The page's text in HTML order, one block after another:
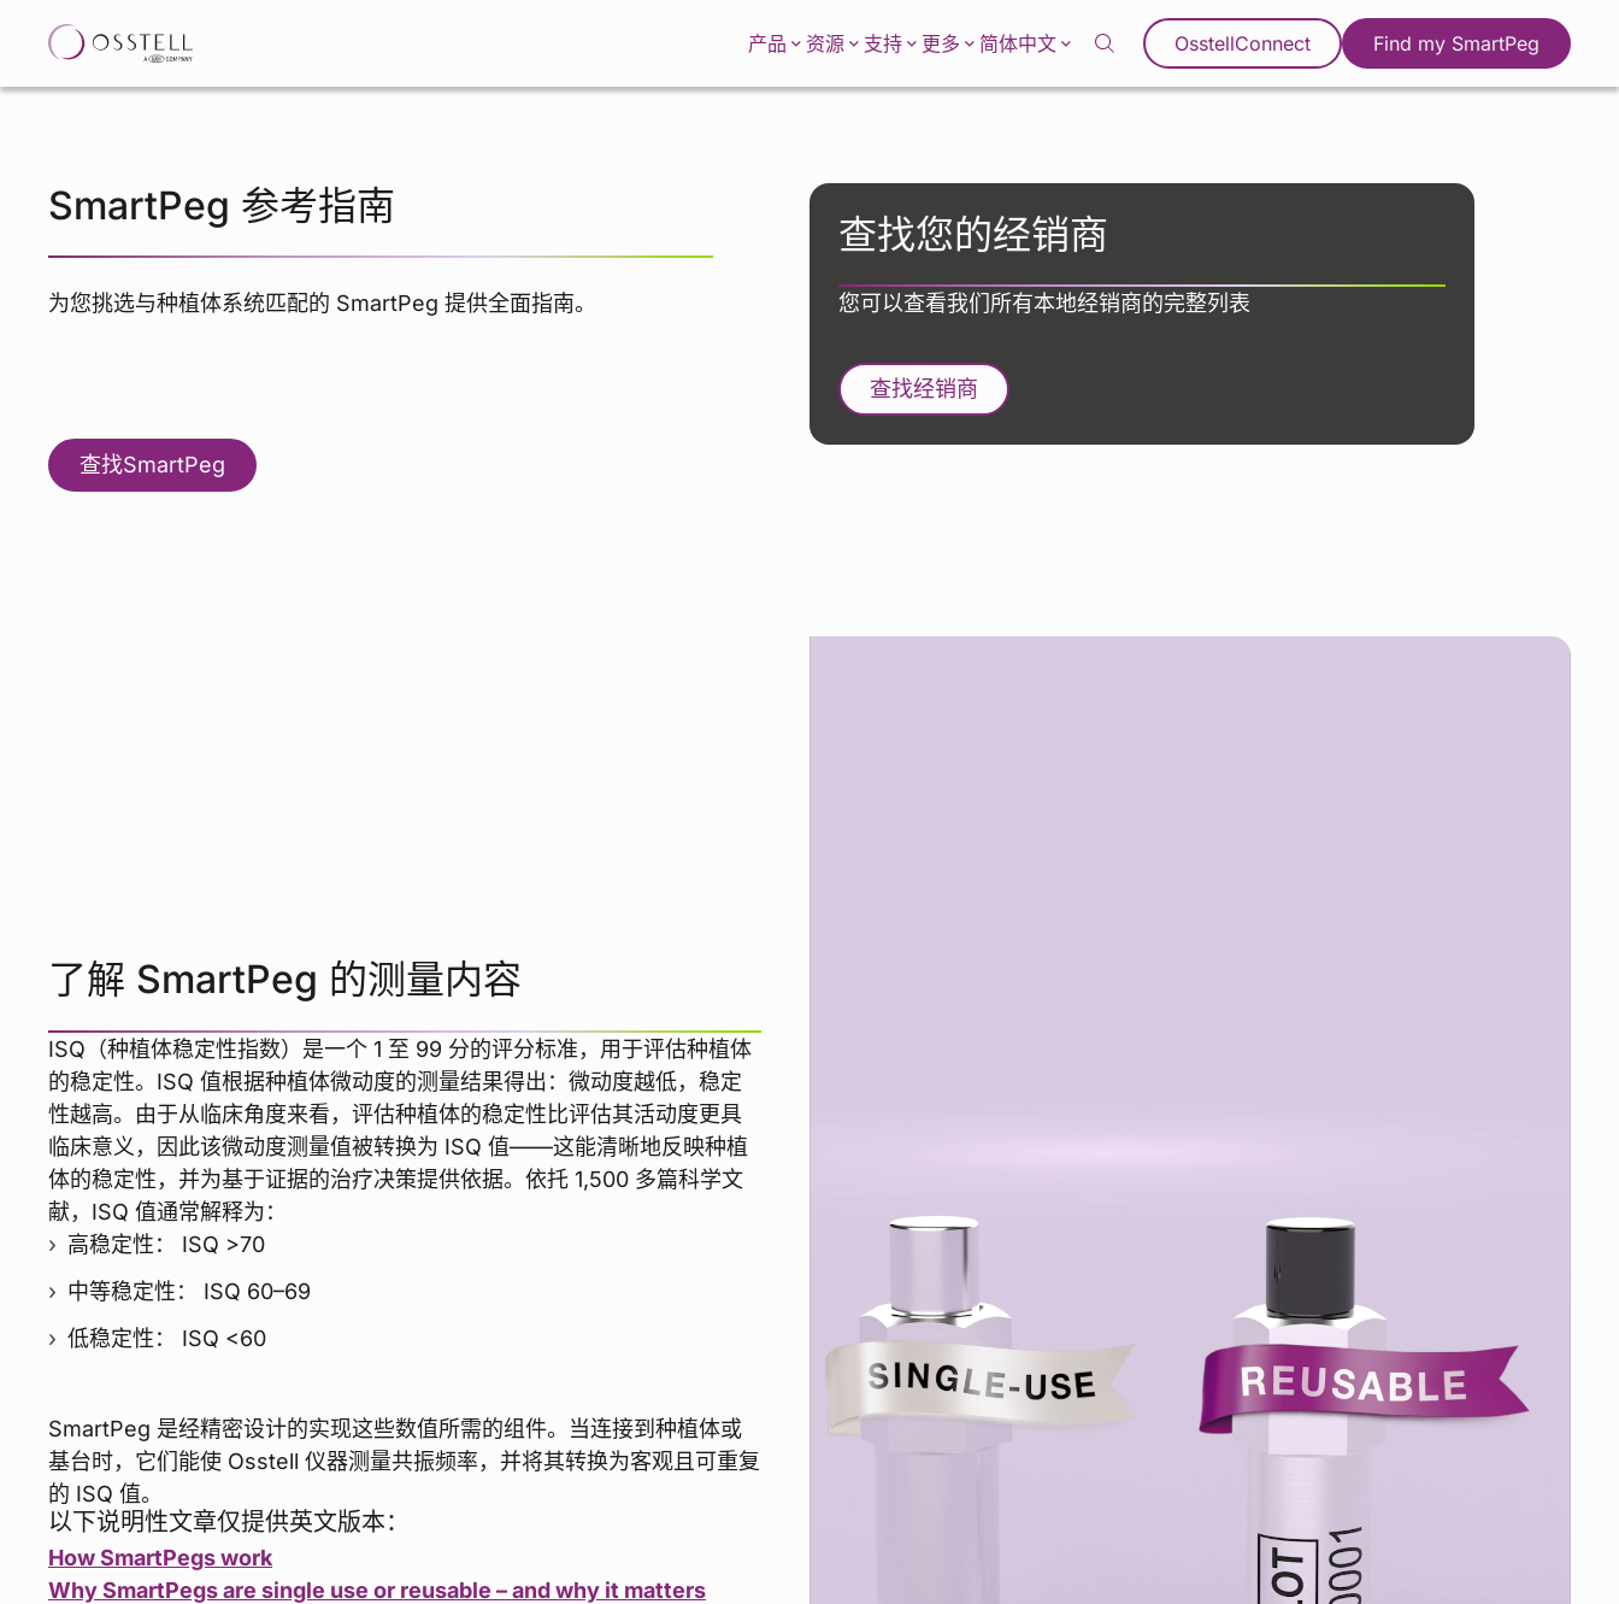
产品 资源 支持 更多 简体中文 OsstellConnect Find my SmartPeg
SmartPeg 参考指南
为您挑选与种植体系统匹配的 SmartPeg 提供全面指南。
查找SmartPeg
查找您的经销商
您可以查看我们所有本地经销商的完整列表
查找经销商
了解 SmartPeg 的测量内容
ISQ（种植体稳定性指数）是一个 1 至 99 分的评分标准，用于评估种植体
的稳定性。ISQ 值根据种植体微动度的测量结果得出：微动度越低，稳定
性越高。由于从临床角度来看，评估种植体的稳定性比评估其活动度更具
临床意义，因此该微动度测量值被转换为 ISQ 值——这能清晰地反映种植
体的稳定性，并为基于证据的治疗决策提供依据。依托 1,500 多篇科学文
献，ISQ 值通常解释为：
高稳定性： ISQ >70
中等稳定性： ISQ 60–69
低稳定性： ISQ <60
SmartPeg 是经精密设计的实现这些数值所需的组件。当连接到种植体或
基台时，它们能使 Osstell 仪器测量共振频率，并将其转换为客观且可重复
的 ISQ 值。
以下说明性文章仅提供英文版本：
How SmartPegs work
Why SmartPegs are single use or reusable – and why it matters